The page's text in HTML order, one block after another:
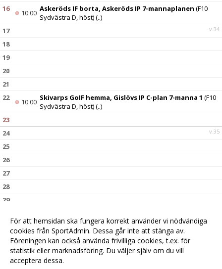
16
10:00 Askeröds IF borta, Askeröds IP 7-mannaplanen (F10
Sydvästra D, höst)(..)
v.34
17
18
19
20
21
22
10:00 Skivarps GoIF hemma, Gislövs IP C-plan 7-manna 1 (F10
Sydvästra D, höst)(..)
23
v.35
24
25
26
27
28
29
14:00Sydvästra D, höst)(..)
För att hemsidan ska fungera korrekt använder vi nödvändiga
cookies från SportAdmin. Dessa går inte att stänga av.
Föreningen kan också använda frivilliga cookies, t.ex. för
statistik eller marknadsföring. Du väljer själv om du vill
acceptera dessa.